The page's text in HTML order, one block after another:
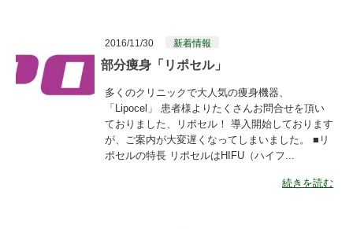
2016/11/30 新着情報
部分痩身「リポセル」
多くのクリニックで大人気の痩身機器、
「Lipocel」 患者様よりたくさんお問合せを頂い
ておりました、リポセル！ 導入開始しております
が、ご案内が大変遅くなってしまいました。 ■リ
ポセルの特長 リポセルはHIFU（ハイフ...
続きを読む